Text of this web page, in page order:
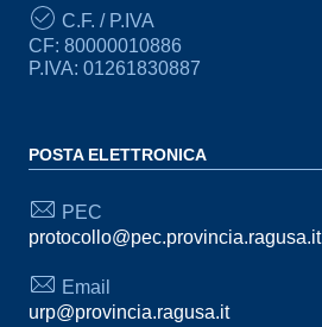
C.F. / P.IVA
CF: 80000010886
P.IVA: 01261830887
POSTA ELETTRONICA
PEC
protocollo@pec.provincia.ragusa.it
Email
urp@provincia.ragusa.it